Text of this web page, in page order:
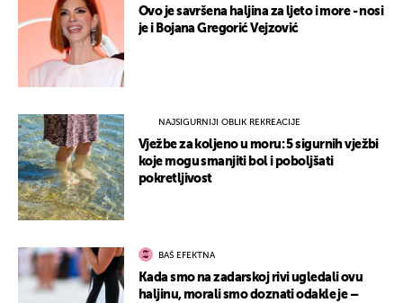
Ovo je savršena haljina za ljeto i more - nosi
je i Bojana Gregorić Vejzović
NAJSIGURNIJI OBLIK REKREACIJE
Vježbe za koljeno u moru: 5 sigurnih vježbi
koje mogu smanjiti bol i poboljšati
pokretljivost
BAŠ EFEKTNA
Kada smo na zadarskoj rivi ugledali ovu
haljinu, morali smo doznati odakle je –